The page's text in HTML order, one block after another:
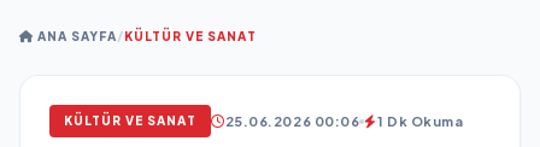
ANA SAYFA/KÜLTÜR VE SANAT
KÜLTÜR VE SANAT 25.06.2026 00:06 1 Dk Okuma